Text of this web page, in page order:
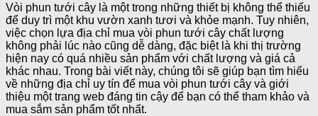
Vòi phun tưới cây là một trong những thiết bị không thể thiếu
để duy trì một khu vườn xanh tươi và khỏe mạnh. Tuy nhiên,
việc chọn lựa địa chỉ mua vòi phun tưới cây chất lượng
không phải lúc nào cũng dễ dàng, đặc biệt là khi thị trường
hiện nay có quá nhiều sản phẩm với chất lượng và giá cả
khác nhau. Trong bài viết này, chúng tôi sẽ giúp bạn tìm hiểu
về những địa chỉ uy tín để mua vòi phun tưới cây và giới
thiệu một trang web đáng tin cậy để bạn có thể tham khảo và
mua sắm sản phẩm tốt nhất.